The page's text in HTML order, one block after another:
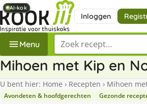
Inloggen
Menu Zoek een recept
Mihoen met Kip en
U bent hier: Home › Recepten › Mihoen
Avondeten & hoofdgerechten Gezonde
AI-kok
AI-kok
AI-kok
AI-kok
AI-kok
AI-kok
AI-kok